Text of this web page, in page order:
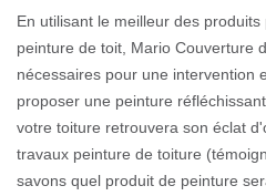
En utilisant le meilleur des
peinture de toit, Mario Couverture
nécessaires pour une intervention
proposer une peinture
votre toiture retrouvera son éclat
travaux peinture de toiture
savons quel produit de peinture